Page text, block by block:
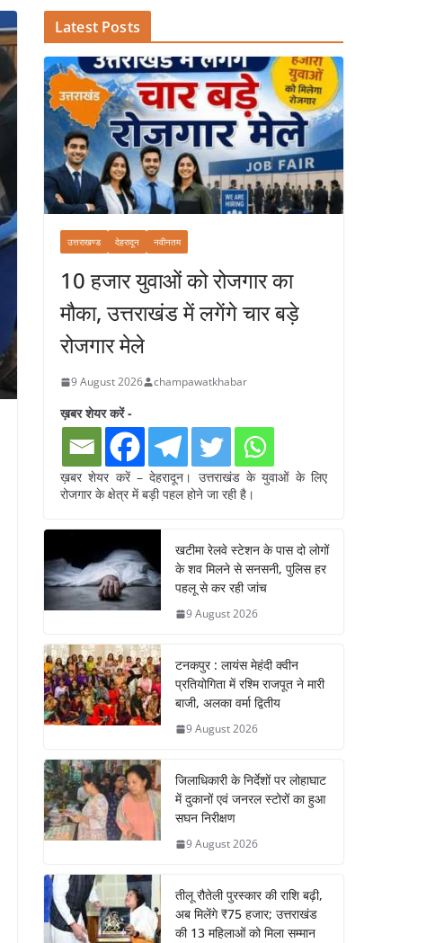
Latest Posts
उत्तराखण्ड देहरादून नवीनतम
10 हजार युवाओं को रोजगार का
मौका, उत्तराखंड में लगेंगे चार बड़े
रोजगार मेले
9 August 2026 champawatkhabar
ख़बर शेयर करें -
ख़बर शेयर करें – देहरादून। उत्तराखंड के युवाओं के लिए
रोजगार के क्षेत्र में बड़ी पहल होने जा रही है।
खटीमा रेलवे स्टेशन के पास दो लोगों
के शव मिलने से सनसनी, पुलिस हर
पहलू से कर रही जांच
9 August 2026
टनकपुर : लायंस मेहंदी क्वीन
प्रतियोगिता में रश्मि राजपूत ने मारी
बाजी, अलका वर्मा द्वितीय
9 August 2026
जिलाधिकारी के निर्देशों पर लोहाघाट
में दुकानों एवं जनरल स्टोरों का हुआ
सघन निरीक्षण
9 August 2026
तीलू रौतेली पुरस्कार की राशि बढ़ी,
अब मिलेंगे ₹75 हजार; उत्तराखंड
की 13 महिलाओं को मिला सम्मान